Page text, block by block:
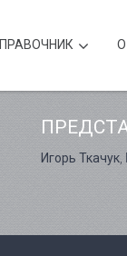
Игорь Ткачук